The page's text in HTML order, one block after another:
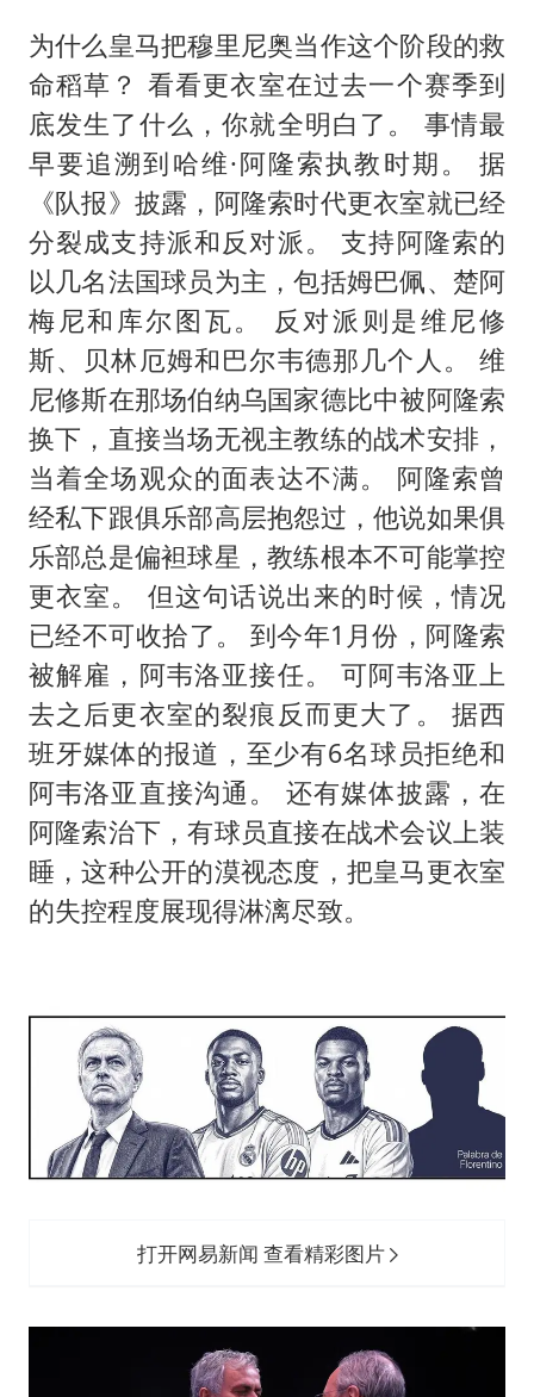
为什么皇马把穆里尼奥当作这个阶段的救
命稻草？ 看看更衣室在过去一个赛季到
底发生了什么，你就全明白了。 事情最
早要追溯到哈维·阿隆索执教时期。 据
《队报》披露，阿隆索时代更衣室就已经
分裂成支持派和反对派。 支持阿隆索的
以几名法国球员为主，包括姆巴佩、楚阿
梅尼和库尔图瓦。 反对派则是维尼修
斯、贝林厄姆和巴尔韦德那几个人。 维
尼修斯在那场伯纳乌国家德比中被阿隆索
换下，直接当场无视主教练的战术安排，
当着全场观众的面表达不满。 阿隆索曾
经私下跟俱乐部高层抱怨过，他说如果俱
乐部总是偏袒球星，教练根本不可能掌控
更衣室。 但这句话说出来的时候，情况
已经不可收拾了。 到今年1月份，阿隆索
被解雇，阿韦洛亚接任。 可阿韦洛亚上
去之后更衣室的裂痕反而更大了。 据西
班牙媒体的报道，至少有6名球员拒绝和
阿韦洛亚直接沟通。 还有媒体披露，在
阿隆索治下，有球员直接在战术会议上装
睡，这种公开的漠视态度，把皇马更衣室
的失控程度展现得淋漓尽致。
打开网易新闻 查看精彩图片